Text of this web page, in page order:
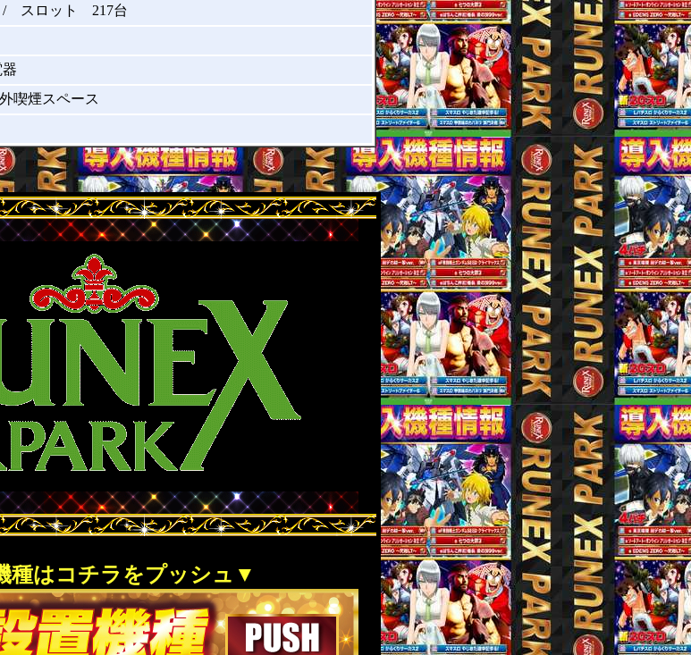
スロット 217台
煙スペース
種はコチラをプッシュ▼